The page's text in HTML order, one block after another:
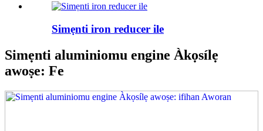
Simẹnti iron reducer ile
Simẹnti aluminiomu engine Àkọsílẹ
awoṣe: Fe